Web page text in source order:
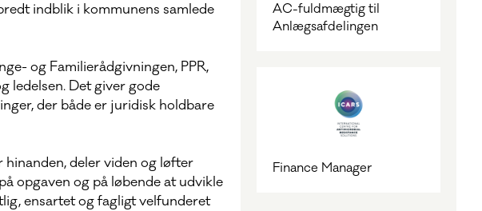
indblik i kommunens samlede
og Familierådgivningen, PPR,
ledelsen. Det giver gode
der både er juridisk holdbare
deler viden og løfter
opgaven og på løbende at udvikle
ensartet og fagligt velfunderet
AC-fuldmægtig til
Anlægsafdelingen
Finance Manager